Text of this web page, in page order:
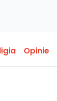
Opinie